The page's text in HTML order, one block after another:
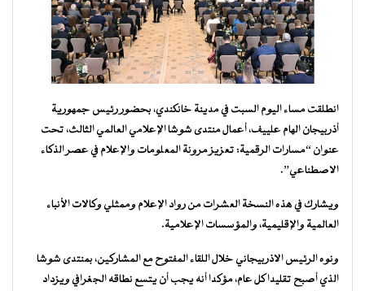
انطلقت مساء اليوم السبت في مدينة خانكندي، بحضور رئيس جمهورية
أذربيجان الهام علييف، أعمال منتدى شوشا الإعلامي العالمي الثالث، تحت
عنوان “مسارات الرقمية: تعزيز مرونة المعلومات والإعلام في عصر الذكاء
الاصطناعي”.
ويشارك في هذه النسخة العشرات من رواد الإعلام وممثلي وكالات الأنباء
العالمية والإقليمية، والمؤسسات الإعلامية.
ونوه الرئيس الاذربيجاني خلال اللقاء المفتوح مع المشاركين، بمنتدى شوشا
الذي أصبح تقليدا كل عام، مؤكدا أنه يجب أن يتسع نطاقه الجغرافي ويزداد